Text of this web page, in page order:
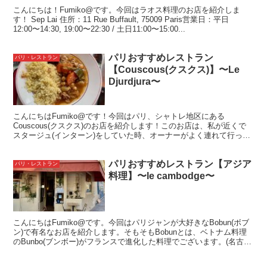
こんにちは！Fumiko@です。今回はラオス料理のお店を紹介しま
す！ Sep Lai 住所：11 Rue Buffault, 75009 Paris営業日：平日
12:00〜14:30, 19:00〜22:30 / 土日11:00〜15:00...
パリ・レストラン
パリおすすめレストラン
【Couscous(クスクス)】〜Le
Djurdjura〜
こんにちはFumiko@です！今回はパリ、シャトレ地区にある
Couscous(クスクス)のお店を紹介します！このお店は、私が近くで
スタージュ(インターン)をしていた時、オーナーがよく連れて行って
パリ・レストラン
パリおすすめレストラン【アジア
料理】〜le cambodge〜
こんにちはFumiko@です。今回はパリジャンが大好きなBobun(ボブ
ン)で有名なお店を紹介します。そもそもBobunとは、ベトナム料理
のBunbo(ブンボー)がフランスで進化した料理でございます。(名古屋